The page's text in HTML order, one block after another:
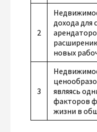
2
дохода для
новых
3
являясь
факторов
жизни в